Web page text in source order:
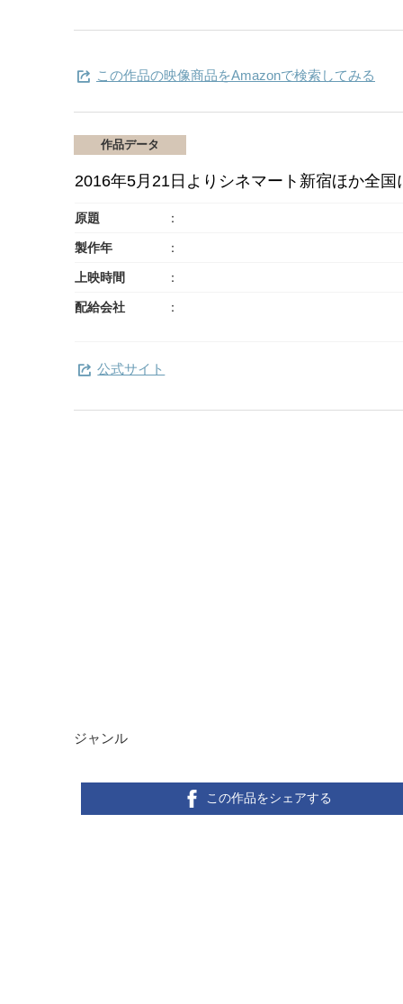
この作品の映像商品をAmazonで検索してみる
作品データ
2016年5月21日よりシネマート新宿ほか全国
原題
製作年
上映時間
配給会社
公式サイト
ジャンル
この作品をシェアする